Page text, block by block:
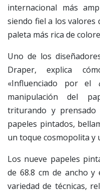
internacional más
siendo fiel a los valores
paleta más rica de
Uno de los
Draper, explica
«Influenciado por el
manipulación del
triturando y prensado
papeles pintados,
un toque cosmopolita y
Los nueve papeles
de 68.8 cm de ancho
variedad de técnicas,